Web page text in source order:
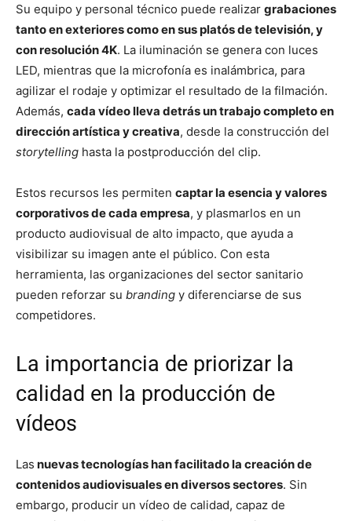
Su equipo y personal técnico puede realizar grabaciones
tanto en exteriores como en sus platós de televisión, y
con resolución 4K. La iluminación se genera con luces
LED, mientras que la microfonía es inalámbrica, para
agilizar el rodaje y optimizar el resultado de la filmación.
Además, cada vídeo lleva detrás un trabajo completo en
dirección artística y creativa, desde la construcción del
storytelling hasta la postproducción del clip.
Estos recursos les permiten captar la esencia y valores
corporativos de cada empresa, y plasmarlos en un
producto audiovisual de alto impacto, que ayuda a
visibilizar su imagen ante el público. Con esta
herramienta, las organizaciones del sector sanitario
pueden reforzar su branding y diferenciarse de sus
competidores.
La importancia de priorizar la
calidad en la producción de
vídeos
Las nuevas tecnologías han facilitado la creación de
contenidos audiovisuales en diversos sectores. Sin
embargo, producir un vídeo de calidad, capaz de